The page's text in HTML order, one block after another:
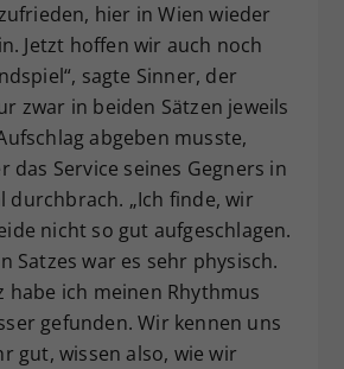
hier in Wien wieder
Jetzt hoffen wir auch noch
sagte Sinner, der
zwar in beiden Sätzen jeweils
abgeben musste,
das Service seines Gegners in
durchbrach. „Ich finde, wir
nicht so gut aufgeschlagen.
Satzes war es sehr physisch.
habe ich meinen Rhythmus
gefunden. Wir kennen uns
gut, wissen also, wie wir